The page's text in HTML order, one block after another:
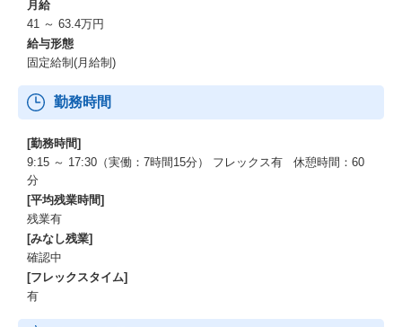
月給
41 ～ 63.4万円
給与形態
固定給制(月給制)
勤務時間
[勤務時間]
9:15 ～ 17:30（実働：7時間15分） フレックス有 休憩時間：60
分
[平均残業時間]
残業有
[みなし残業]
確認中
[フレックスタイム]
有